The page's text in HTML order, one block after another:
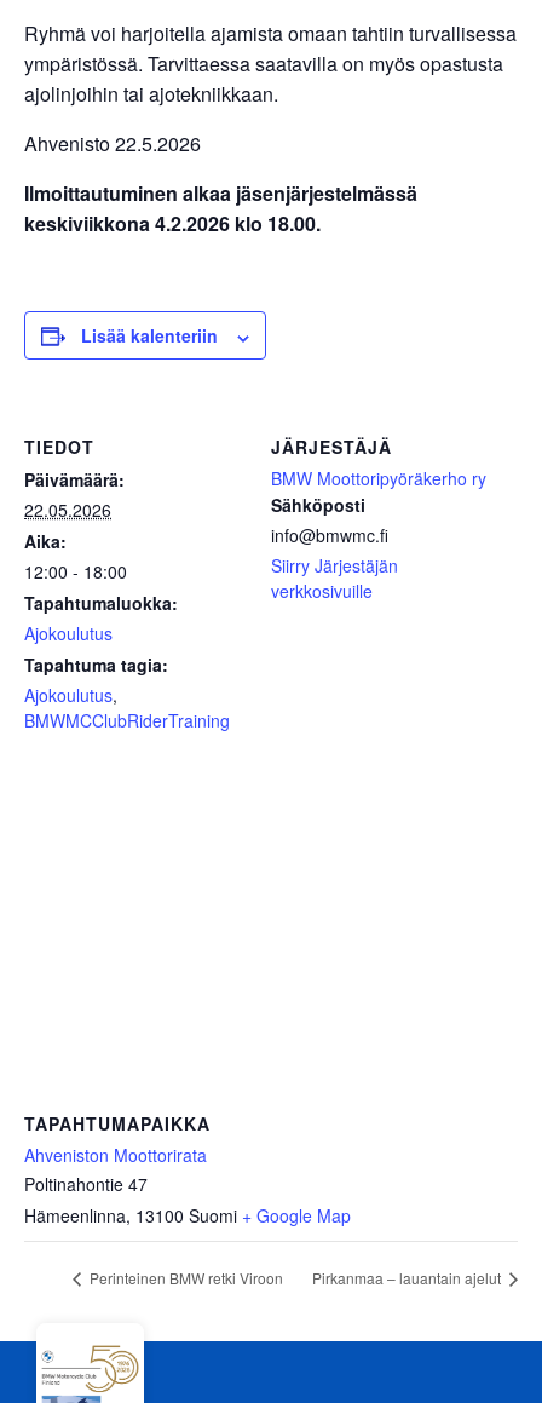
Ryhmä voi harjoitella ajamista omaan tahtiin turvallisessa
ympäristössä. Tarvittaessa saatavilla on myös opastusta
ajolinjoihin tai ajotekniikkaan.
Ahvenisto 22.5.2026
Ilmoittautuminen alkaa jäsenjärjestelmässä
keskiviikkona 4.2.2026 klo 18.00.
Lisää kalenteriin
TIEDOT
Päivämäärä:
22.05.2026
Aika:
12:00 - 18:00
Tapahtumaluokka:
Ajokoulutus
Tapahtuma tagia:
Ajokoulutus,
BMWMCClubRiderTraining
JÄRJESTÄJÄ
BMW Moottoripyöräkerho ry
Sähköposti
info@bmwmc.fi
Siirry Järjestäjän
verkkosivuille
TAPAHTUMAPAIKKA
Ahveniston Moottorirata
Poltinahontie 47
Hämeenlinna, 13100 Suomi + Google Map
Perinteinen BMW retki Viroon Pirkanmaa – lauantain ajelut